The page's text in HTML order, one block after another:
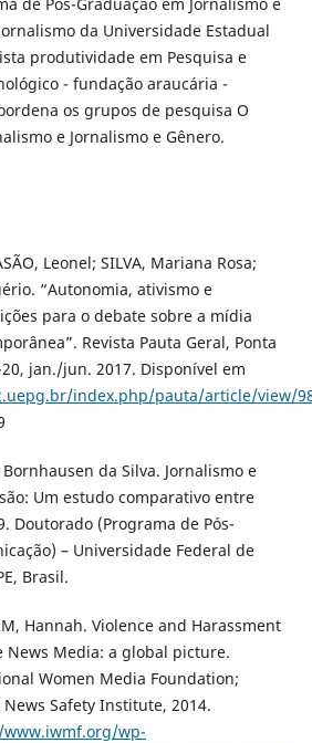
da Universidade Estadual
produtividade em Pesquisa e
- fundação araucária -
os grupos de pesquisa O
e Jornalismo e Gênero.
Leonel; SILVA, Mariana Rosa;
“Autonomia, ativismo e
para o debate sobre a mídia
Revista Pauta Geral, Ponta
jan./jun. 2017. Disponível em
index.php/pauta/article/view/
Bornhausen da Silva. Jornalismo e
Um estudo comparativo entre
Doutorado (Programa de Pós-
– Universidade Federal de
Brasil.
Hannah. Violence and Harassment
News Media: a global picture.
Women Media Foundation;
Safety Institute, 2014.
wp-